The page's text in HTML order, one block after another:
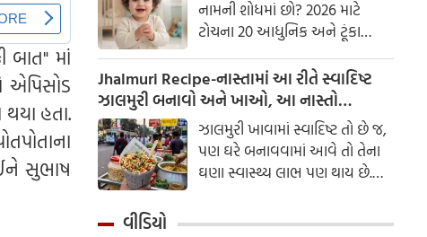
બાત" માં
એપિસોડ
હતા.
સુભાષ
નામની શોધમાં છો? 2026 માટે
ટોચના 20 આધુનિક અને ટૂંકા
બાળક છોકરાના નામોની યાદી
તપાસો, અર્થો સાથે, જે તમારા
બાળકને એક સુંદર ઓળખ આપશે.
Jhalmuri Recipe-નાસ્તામાં આ રીતે સ્વાદિષ્ટ
ઝાલમુરી બનાવો અને ખાઓ, આ નાસ્તો
મસાલેદાર અને સ્વાદિષ્ટ છે.ઝાલમુરી ખાવામાં સ્વાદિષ્ટ તો છે જ,
પણ ઘરે બનાવવામાં આવે તો તેના
ઘણા સ્વાસ્થ્ય લાભ પણ થાય છે.
વીડિયો